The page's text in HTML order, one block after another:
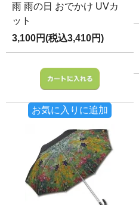
雨 雨の日 おでかけ UVカ
ット
3,100円(税込3,410円)
お気に入りに追加